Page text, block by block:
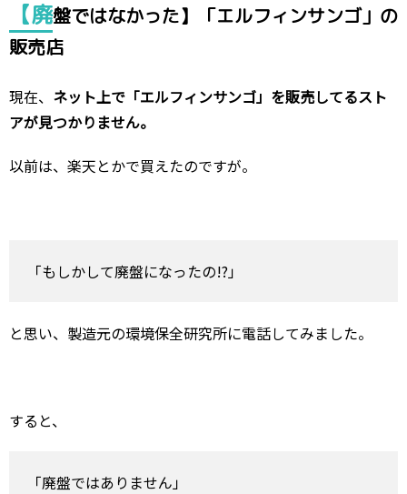
【廃盤ではなかった】「エルフィンサンゴ」の
販売店
現在、 ネット上で「エルフィンサンゴ」を販売してるスト
アが見つかりません。
以前は、楽天とかで買えたのですが。
「もしかして廃盤になったの!?」
と思い、製造元の環境保全研究所に電話してみました。
すると、
「廃盤ではありません」